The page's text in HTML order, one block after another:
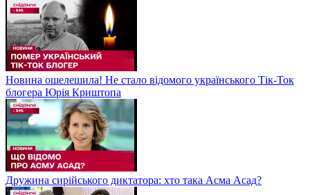
Новина ошелешила! Не стало відомого українського Тік-Ток
блогера Юрія Криштопа
Дружина сирійського диктатора: хто така Асма Асад?